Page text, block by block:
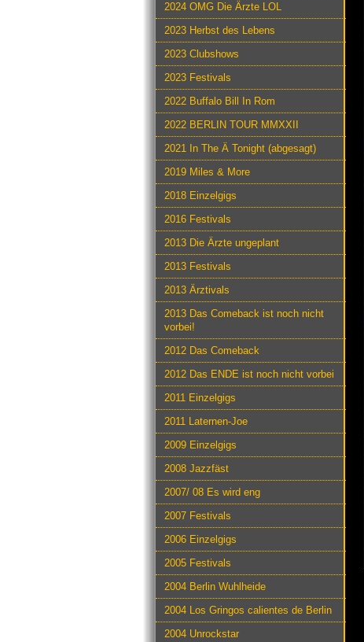
2024 OMG Die Ärzte LOL
2023 Herbst des Lebens
2023 Clubshows
2023 Festivals
2022 Buffalo Bill In Rom
2022 BERLIN TOUR MMXXII
2021 In The Ä Tonight (abgesagt)
2019 Miles & More
2018 Einzelgigs
2016 Festivals
2013 Die Ärzte ungeplant
2013 Festivals
2013 Ärztivals
2013 Das Comeback ist noch nicht
vorbei!
2012 Das Comeback
2012 Das ENDE ist noch nicht vorbei
2011 Einzelgigs
2011 Laternen-Joe
2009 Einzelgigs
2008 Jazzfäst
2007/ 08 Es wird eng
2007 Festivals
2006 Einzelgigs
2005 Festivals
2004 Berlin Wuhlheide
2004 Los Gringos calientes de Berlin
2004 Unrockstar